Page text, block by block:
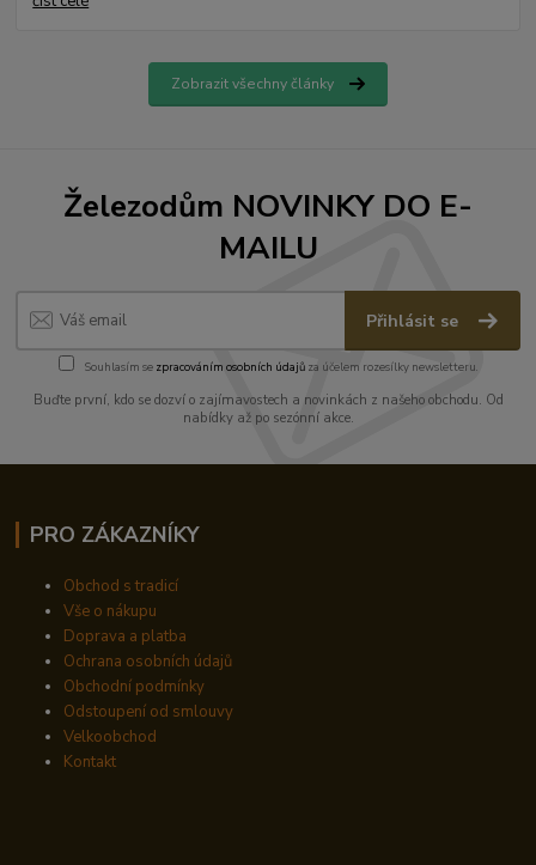
Zobrazit všechny články
Železodům NOVINKY DO E-
MAILU
Přihlásit se
Souhlasím se zpracováním osobních údajůza účelem rozesílky newsletteru.
Buďte první, kdo se dozví o zajímavostech a novinkách z našeho obchodu. Od
nabídky až po sezónní akce.
PRO ZÁKAZNÍKY
Obchod s tradicí
Vše o nákupu
Doprava a platba
Ochrana osobních údajů
Obchodní podmínky
Odstoupení od smlouvy
Velkoobchod
Kontakt